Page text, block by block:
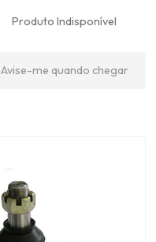
Produto Indisponível
Avise-me quando chegar